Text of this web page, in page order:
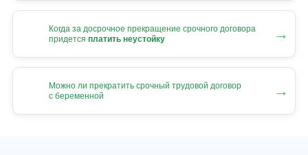
Когда за досрочное прекращение срочного договора
придется платить неустойку →
Можно ли прекратить срочный трудовой договор
с беременной
→